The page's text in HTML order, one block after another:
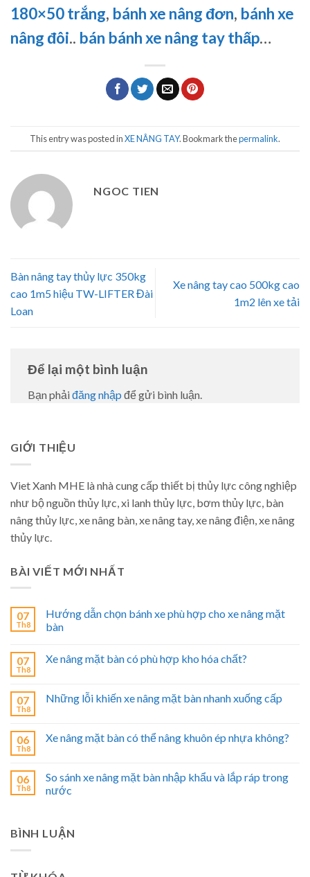
180×50 trắng, bánh xe nâng đơn, bánh xe
nâng đôi.. bán bánh xe nâng tay thấp…
This entry was posted inXE NÂNG TAY. Bookmark thepermalink.
NGOC TIEN
Bàn nâng tay thủy lực 350kg
cao 1m5 hiệu TW-LIFTER Đài
Loan
Xe nâng tay cao 500kg cao
1m2 lên xe tải
Để lại một bình luận
Bạn phải đăng nhập để gửi bình luận.
GIỚI THIỆU
Viet Xanh MHE là nhà cung cấp thiết bị thủy lực công nghiệp
như bộ nguồn thủy lực, xi lanh thủy lực, bơm thủy lực, bàn
nâng thủy lực, xe nâng bàn, xe nâng tay, xe nâng điện, xe nâng
thủy lực.
BÀI VIẾT MỚI NHẤT
07
Th8
Hướng dẫn chọn bánh xe phù hợp cho xe nâng mặt
bàn
07
Th8
Xe nâng mặt bàn có phù hợp kho hóa chất?
07
Th8
Những lỗi khiến xe nâng mặt bàn nhanh xuống cấp
06
Th8
Xe nâng mặt bàn có thể nâng khuôn ép nhựa không?
06
Th8
So sánh xe nâng mặt bàn nhập khẩu và lắp ráp trong
nước
BÌNH LUẬN